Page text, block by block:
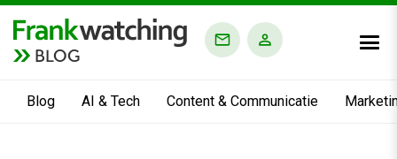
BLOG
Blog AI & Tech Content & Communicatie